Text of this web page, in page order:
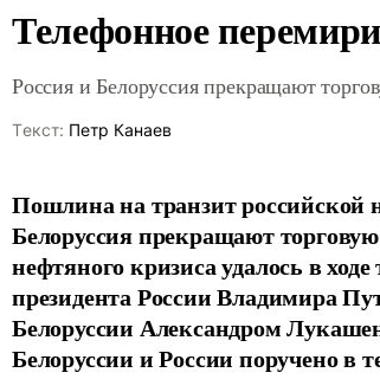
Телефонное
Россия и Белоруссия прекращают
Tекст: Петр Канаев
Пошлина на транзит российской
Белоруссия прекращают
нефтяного кризиса удалось в
президента России Владимира
Белоруссии Александром
Белоруссии и России поручено в